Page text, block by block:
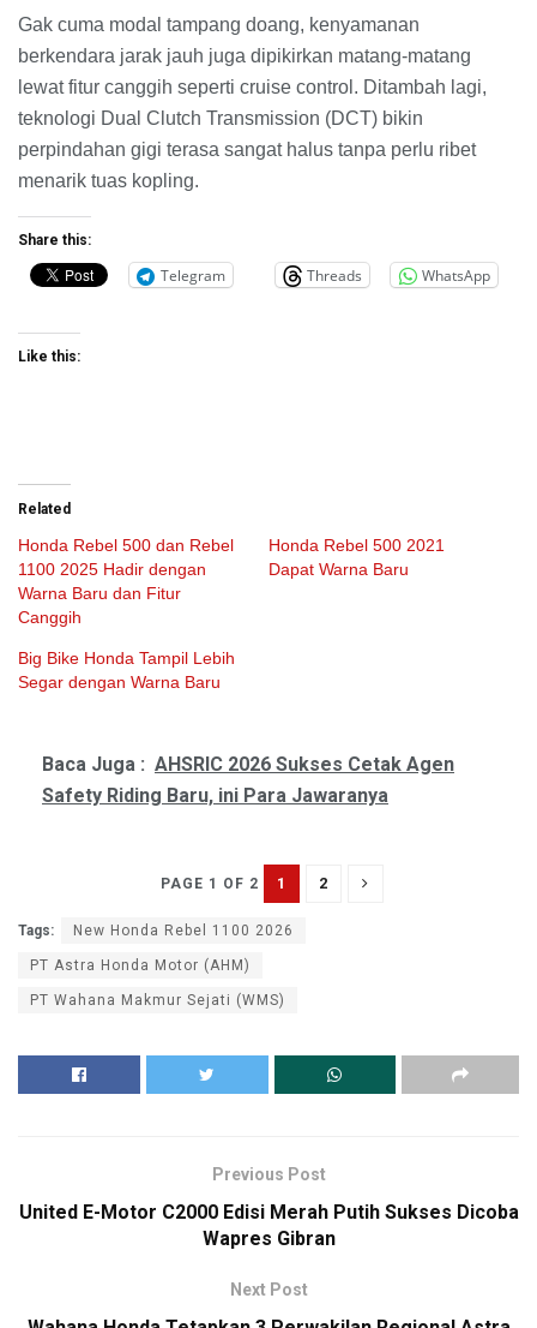
Gak cuma modal tampang doang, kenyamanan
berkendara jarak jauh juga dipikirkan matang-matang
lewat fitur canggih seperti cruise control. Ditambah lagi,
teknologi Dual Clutch Transmission (DCT) bikin
perpindahan gigi terasa sangat halus tanpa perlu ribet
menarik tuas kopling.
Share this:
Telegram Threads WhatsApp
Like this:
Related
Honda Rebel 500 dan Rebel
1100 2025 Hadir dengan
Warna Baru dan Fitur
Canggih
Honda Rebel 500 2021
Dapat Warna Baru
Big Bike Honda Tampil Lebih
Segar dengan Warna Baru
Baca Juga : AHSRIC 2026 Sukses Cetak Agen
Safety Riding Baru, ini Para Jawaranya
PAGE 1 OF 2 1 2
Tags: New Honda Rebel 1100 2026
PT Astra Honda Motor (AHM)
PT Wahana Makmur Sejati (WMS)
Previous Post
United E-Motor C2000 Edisi Merah Putih Sukses Dicoba
Wapres Gibran
Next Post